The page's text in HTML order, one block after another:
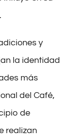
y
la identidad
más
del Café,
de
realizan